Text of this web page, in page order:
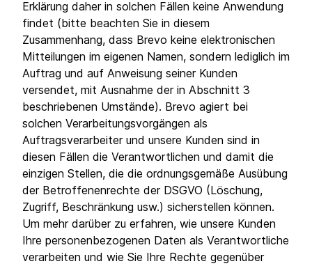
Erklärung daher in solchen Fällen keine Anwendung
findet (bitte beachten Sie in diesem
Zusammenhang, dass Brevo keine elektronischen
Mitteilungen im eigenen Namen, sondern lediglich im
Auftrag und auf Anweisung seiner Kunden
versendet, mit Ausnahme der in Abschnitt 3
beschriebenen Umstände). Brevo agiert bei
solchen Verarbeitungsvorgängen als
Auftragsverarbeiter und unsere Kunden sind in
diesen Fällen die Verantwortlichen und damit die
einzigen Stellen, die die ordnungsgemäße Ausübung
der Betroffenenrechte der DSGVO (Löschung,
Zugriff, Beschränkung usw.) sicherstellen können.
Um mehr darüber zu erfahren, wie unsere Kunden
Ihre personenbezogenen Daten als Verantwortliche
verarbeiten und wie Sie Ihre Rechte gegenüber